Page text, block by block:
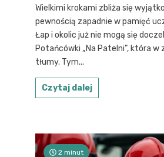
Wielkimi krokami zbliża się
pewnością zapadnie w pamięć
Łap i okolic już nie mogą się
Potańcówki „Na Patelni”, która w
tłumy. Tym...
Czytaj dalej
2 minut